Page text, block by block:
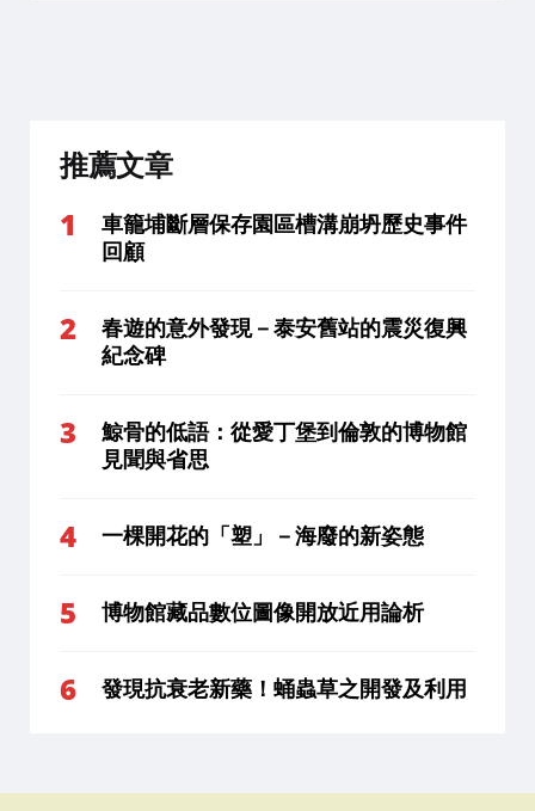
推薦文章
車籠埔斷層保存園區槽溝崩坍歷史事件
回顧
春遊的意外發現－泰安舊站的震災復興
紀念碑
鯨骨的低語：從愛丁堡到倫敦的博物館
見聞與省思
一棵開花的「塑」－海廢的新姿態
博物館藏品數位圖像開放近用論析
發現抗衰老新藥！蛹蟲草之開發及利用